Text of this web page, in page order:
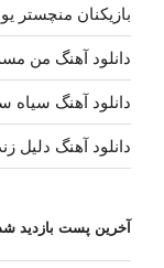
بازیکنان منچستر
دانلود آهنگ من
دانلود آهنگ سیاه
دانلود آهنگ دلیل
آخرین پست بازدید